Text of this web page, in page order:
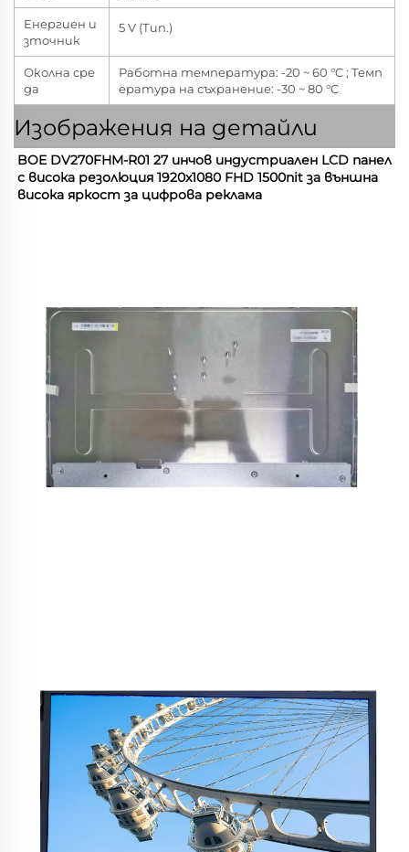
Енергиен и
зточник
5 V (Тип.)
Околна сре
да
Работна температура: -20 ~ 60 °C ; Темп
ература на съхранение: -30 ~ 80 °C
Изображения на детайли
BOE DV270FHM-R01 27 инчов индустриален LCD панел
с висока резолюция 1920x1080 FHD 1500nit за външна
висока яркост за цифрова реклама